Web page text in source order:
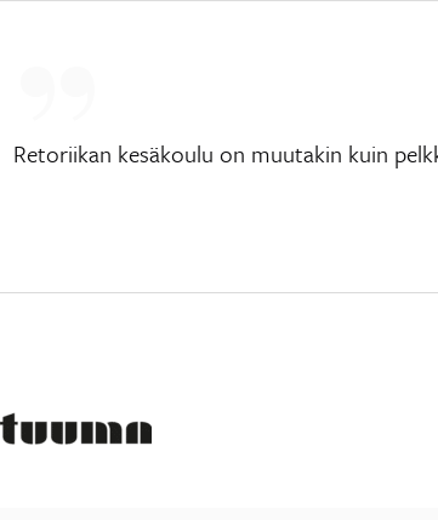
Retoriikan kesäkoulu on muutakin kuin